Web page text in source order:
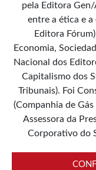
pela Editora
entre a ética e a
Editora
Economia,
Nacional dos
Capitalismo dos
Tribunais). Foi
(Companhia de
Assessora da
Corporativo do